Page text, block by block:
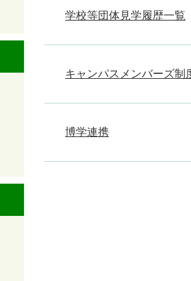
学校等団体見学履歴一覧
キャンパスメンバーズ制
博学連携